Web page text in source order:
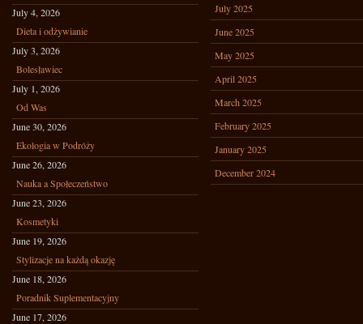
July 4, 2026
Dieta i odżywianie
July 3, 2026
Bolesławiec
July 1, 2026
Od Was
June 30, 2026
Ekologia w Podróży
June 26, 2026
Nauka a Społeczeństwo
June 23, 2026
Kosmetyki
June 19, 2026
Stylizacje na każdą okazję
June 18, 2026
Poradnik Suplementacyjny
June 17, 2026
July 2025
June 2025
May 2025
April 2025
March 2025
February 2025
January 2025
December 2024